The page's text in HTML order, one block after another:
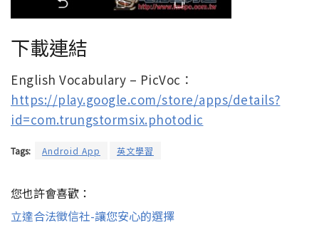
下載連結
English Vocabulary – PicVoc：
https://play.google.com/store/apps/details?
id=com.trungstormsix.photodic
Tags: Android App 英文學習
您也許會喜歡：
立達合法徵信社-讓您安心的選擇